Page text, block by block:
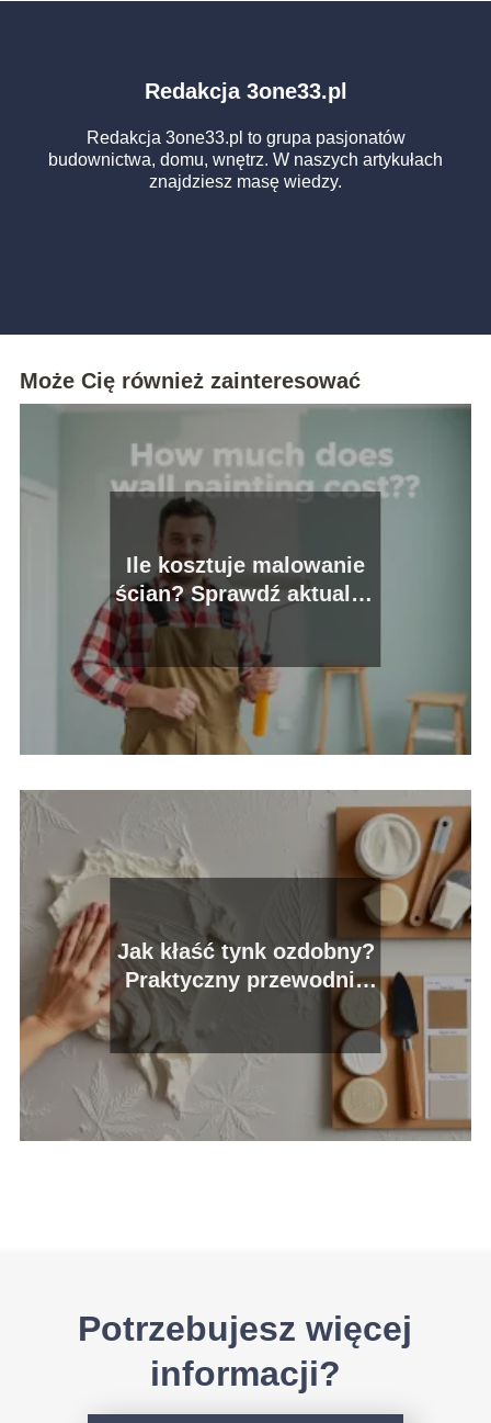
Redakcja 3one33.pl
Redakcja 3one33.pl to grupa pasjonatów
budownictwa, domu, wnętrz. W naszych artykułach
znajdziesz masę wiedzy.
Może Cię również zainteresować
Ile kosztuje malowanie
ścian? Sprawdź aktualne
ceny usług malarskich
Jak kłaść tynk ozdobny?
Praktyczny przewodnik
krok po kroku
Potrzebujesz więcej
informacji?